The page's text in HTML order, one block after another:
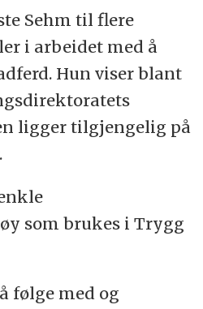
Sehm til flere
i arbeidet med å
Hun viser blant
ligger tilgjengelig på
som brukes i Trygg
følge med og